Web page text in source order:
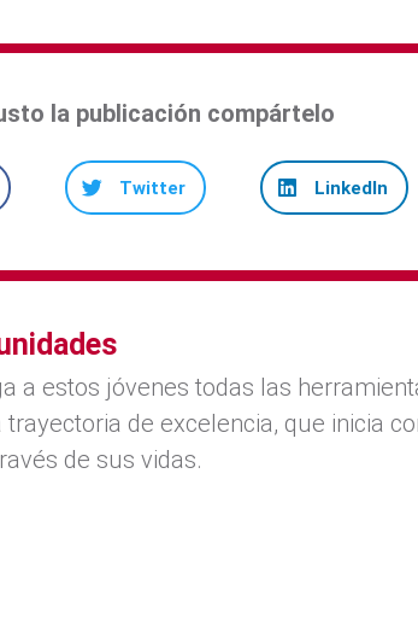
la publicación compártelo
Twitter LinkedIn
a estos jóvenes todas las
de excelencia, que inicia
de sus vidas.